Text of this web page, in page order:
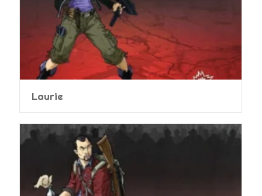
Laurie